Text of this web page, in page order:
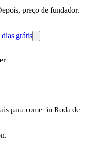
preço de fundador.
grátis
para comer in Roda de